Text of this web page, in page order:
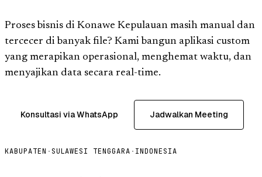
Proses bisnis di Konawe Kepulauan masih manual dan
tercecer di banyak file? Kami bangun aplikasi custom
yang merapikan operasional, menghemat waktu, dan
menyajikan data secara real-time.
Konsultasi via WhatsApp Jadwalkan Meeting
KABUPATEN · SULAWESI TENGGARA · INDONESIA